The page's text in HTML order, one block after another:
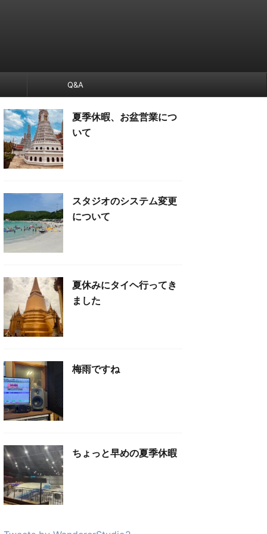
Q&A
夏季休暇、お盆営業につ
いて
スタジオのシステム変更
について
夏休みにタイヘ行ってき
ました
梅雨ですね
ちょっと早めの夏季休暇